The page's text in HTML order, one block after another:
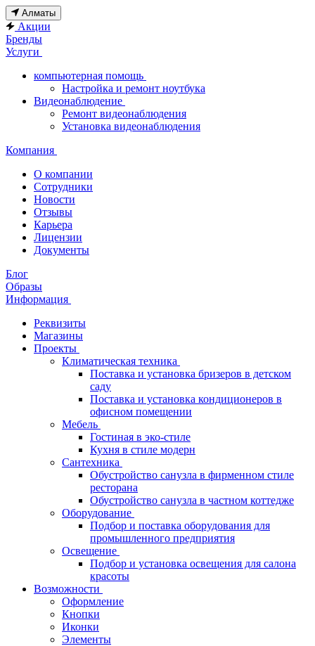
Алматы
Акции
Бренды
Услуги
компьютерная помощь
Настройка и ремонт ноутбука
Видеонаблюдение
Ремонт видеонаблюдения
Установка видеонаблюдения
Компания
О компании
Сотрудники
Новости
Отзывы
Карьера
Лицензии
Документы
Блог
Образы
Информация
Реквизиты
Магазины
Проекты
Климатическая техника
Поставка и установка бризеров в детском
саду
Поставка и установка кондиционеров в
офисном помещении
Мебель
Гостиная в эко-стиле
Кухня в стиле модерн
Сантехника
Обустройство санузла в фирменном стиле
ресторана
Обустройство санузла в частном коттедже
Оборудование
Подбор и поставка оборудования для
промышленного предприятия
Освещение
Подбор и установка освещения для салона
красоты
Возможности
Оформление
Кнопки
Иконки
Элементы